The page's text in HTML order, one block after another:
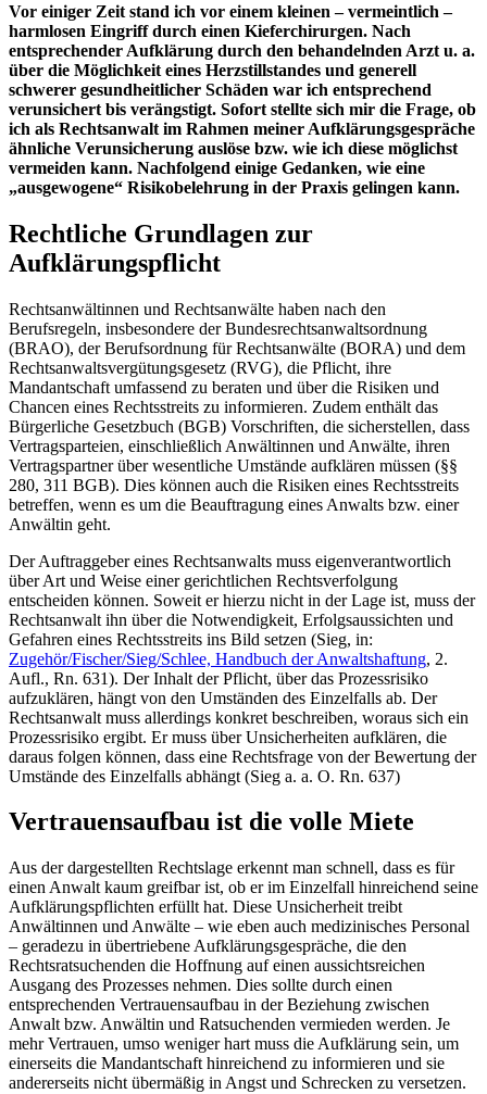
Vor einiger Zeit stand ich vor einem kleinen – vermeintlich –
harmlosen Eingriff durch einen Kieferchirurgen. Nach
entsprechender Aufklärung durch den behandelnden Arzt u. a.
über die Möglichkeit eines Herzstillstandes und generell
schwerer gesundheitlicher Schäden war ich entsprechend
verunsichert bis verängstigt. Sofort stellte sich mir die Frage, ob
ich als Rechtsanwalt im Rahmen meiner Aufklärungsgespräche
ähnliche Verunsicherung auslöse bzw. wie ich diese möglichst
vermeiden kann. Nachfolgend einige Gedanken, wie eine
„ausgewogene“ Risikobelehrung in der Praxis gelingen kann.
Rechtliche Grundlagen zur
Aufklärungspflicht
Rechtsanwältinnen und Rechtsanwälte haben nach den
Berufsregeln, insbesondere der Bundesrechtsanwaltsordnung
(BRAO), der Berufsordnung für Rechtsanwälte (BORA) und dem
Rechtsanwaltsvergütungsgesetz (RVG), die Pflicht, ihre
Mandantschaft umfassend zu beraten und über die Risiken und
Chancen eines Rechtsstreits zu informieren. Zudem enthält das
Bürgerliche Gesetzbuch (BGB) Vorschriften, die sicherstellen, dass
Vertragsparteien, einschließlich Anwältinnen und Anwälte, ihren
Vertragspartner über wesentliche Umstände aufklären müssen (§§
280, 311 BGB). Dies können auch die Risiken eines Rechtsstreits
betreffen, wenn es um die Beauftragung eines Anwalts bzw. einer
Anwältin geht.
Der Auftraggeber eines Rechtsanwalts muss eigenverantwortlich
über Art und Weise einer gerichtlichen Rechtsverfolgung
entscheiden können. Soweit er hierzu nicht in der Lage ist, muss der
Rechtsanwalt ihn über die Notwendigkeit, Erfolgsaussichten und
Gefahren eines Rechtsstreits ins Bild setzen (Sieg, in:
Zugehör/Fischer/Sieg/Schlee, Handbuch der Anwaltshaftung, 2.
Aufl., Rn. 631). Der Inhalt der Pflicht, über das Prozessrisiko
aufzuklären, hängt von den Umständen des Einzelfalls ab. Der
Rechtsanwalt muss allerdings konkret beschreiben, woraus sich ein
Prozessrisiko ergibt. Er muss über Unsicherheiten aufklären, die
daraus folgen können, dass eine Rechtsfrage von der Bewertung der
Umstände des Einzelfalls abhängt (Sieg a. a. O. Rn. 637)
Vertrauensaufbau ist die volle Miete
Aus der dargestellten Rechtslage erkennt man schnell, dass es für
einen Anwalt kaum greifbar ist, ob er im Einzelfall hinreichend seine
Aufklärungspflichten erfüllt hat. Diese Unsicherheit treibt
Anwältinnen und Anwälte – wie eben auch medizinisches Personal
– geradezu in übertriebene Aufklärungsgespräche, die den
Rechtsratsuchenden die Hoffnung auf einen aussichtsreichen
Ausgang des Prozesses nehmen. Dies sollte durch einen
entsprechenden Vertrauensaufbau in der Beziehung zwischen
Anwalt bzw. Anwältin und Ratsuchenden vermieden werden. Je
mehr Vertrauen, umso weniger hart muss die Aufklärung sein, um
einerseits die Mandantschaft hinreichend zu informieren und sie
andererseits nicht übermäßig in Angst und Schrecken zu versetzen.